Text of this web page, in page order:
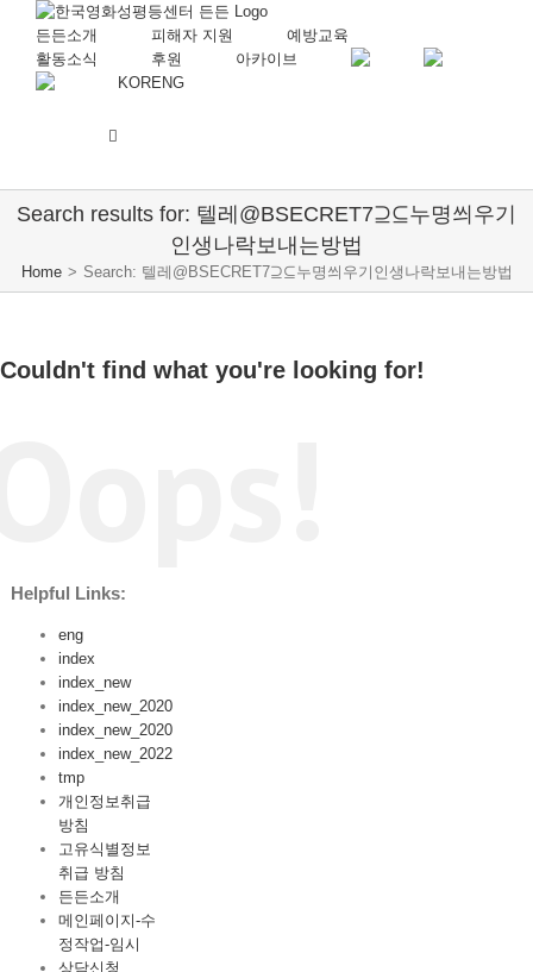
든든소개 피해자 지원
예방교육
활동소식
후원
아카이브
KORENG
Search results for: 텔레@BSECRET7⊇⊆누명씌우기
인생나락보내는방법
Home > Search: 텔레@BSECRET7⊇⊆누명씌우기인생나락보내는방법
Couldn't find what you're looking for!
Helpful Links:
eng
index
index_new
index_new_2020
index_new_2020
index_new_2022
tmp
개인정보취급
방침
고유식별정보
취급 방침
든든소개
메인페이지-수
정작업-임시
상담신청